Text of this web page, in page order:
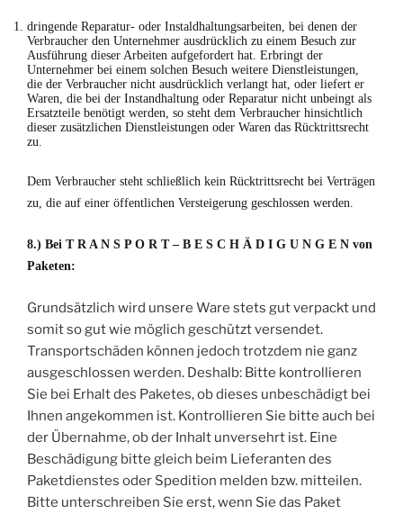
dringende Reparatur- oder Instaldhaltungsarbeiten, bei denen der
Verbraucher den Unternehmer ausdrücklich zu einem Besuch zur
Ausführung dieser Arbeiten aufgefordert hat. Erbringt der
Unternehmer bei einem solchen Besuch weitere Dienstleistungen,
die der Verbraucher nicht ausdrücklich verlangt hat, oder liefert er
Waren, die bei der Instandhaltung oder Reparatur nicht unbeingt als
Ersatzteile benötigt werden, so steht dem Verbraucher hinsichtlich
dieser zusätzlichen Dienstleistungen oder Waren das Rücktrittsrecht
zu.
Dem Verbraucher steht schließlich kein Rücktrittsrecht bei Verträgen
zu, die auf einer öffentlichen Versteigerung geschlossen werden.
8.) Bei T R A N S P O R T – B E S C H Ä D I G U N G E N von
Paketen:
Grundsätzlich wird unsere Ware stets gut verpackt und
somit so gut wie möglich geschützt versendet.
Transportschäden können jedoch trotzdem nie ganz
ausgeschlossen werden. Deshalb: Bitte kontrollieren
Sie bei Erhalt des Paketes, ob dieses unbeschädigt bei
Ihnen angekommen ist. Kontrollieren Sie bitte auch bei
der Übernahme, ob der Inhalt unversehrt ist. Eine
Beschädigung bitte gleich beim Lieferanten des
Paketdienstes oder Spedition melden bzw. mitteilen.
Bitte unterschreiben Sie erst, wenn Sie das Paket